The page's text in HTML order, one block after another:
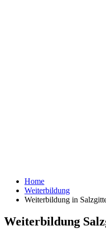
Home
Weiterbildung
Weiterbildung in
Weiterbildung